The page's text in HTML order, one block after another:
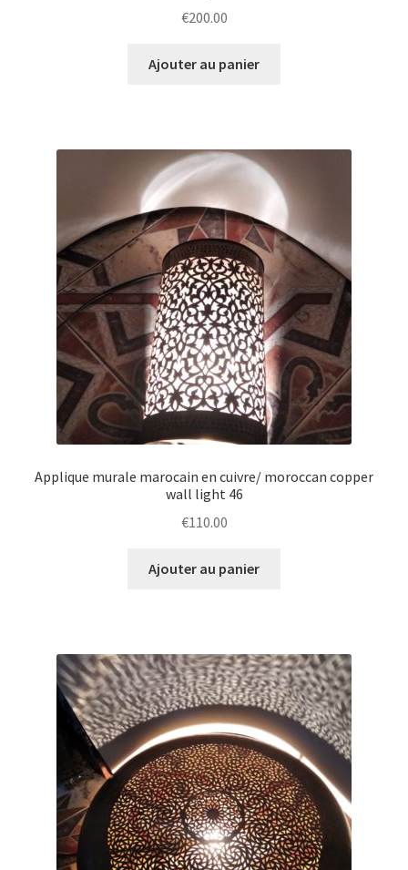
€200.00
Ajouter au panier
Applique murale marocain en cuivre/ moroccan copper
wall light 46
€110.00
Ajouter au panier